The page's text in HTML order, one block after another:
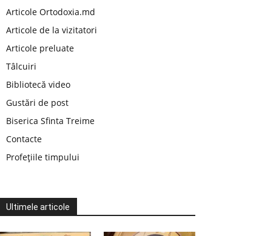
Articole Ortodoxia.md
Articole de la vizitatori
Articole preluate
Tâlcuiri
Bibliotecă video
Gustări de post
Biserica Sfinta Treime
Contacte
Profețiile timpului
Ultimele articole